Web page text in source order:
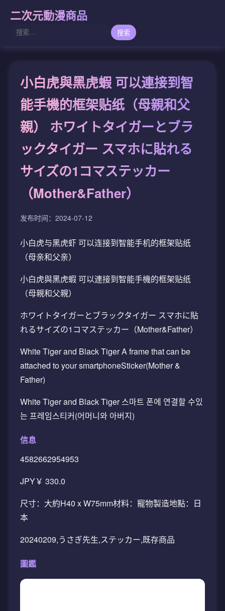
二次元動漫商品
搜索
小白虎與黑虎蝦 可以連接到智
能手機的框架贴纸（母親和父
親） ホワイトタイガーとブラ
ックタイガー スマホに貼れる
サイズの1コマステッカー
（Mother&Father）
发布时间：2024-07-12
小白虎与黑虎虾 可以连接到智能手机的框架贴纸
（母亲和父亲）
小白虎與黑虎蝦 可以連接到智能手機的框架贴纸
（母親和父親）
ホワイトタイガーとブラックタイガー スマホに貼
れるサイズの1コマステッカー（Mother&Father）
White Tiger and Black Tiger A frame that can be
attached to your smartphoneSticker(Mother &
Father)
White Tiger and Black Tiger 스마트 폰에 연결할 수있
는 프레임스티커(어머니와 아버지)
信息
4582662954953
JPY￥ 330.0
尺寸：大約H40 x W75mm材料：寵物製造地點：日
本
20240209,うさぎ先生,ステッカー,既存商品
圖鑑